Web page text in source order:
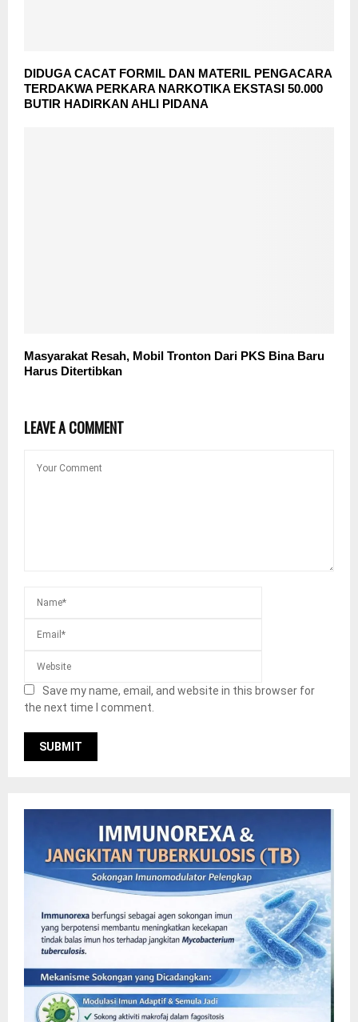
DIDUGA CACAT FORMIL DAN MATERIL PENGACARA
TERDAKWA PERKARA NARKOTIKA EKSTASI 50.000
BUTIR HADIRKAN AHLI PIDANA
Masyarakat Resah, Mobil Tronton Dari PKS Bina Baru
Harus Ditertibkan
LEAVE A COMMENT
Save my name, email, and website in this browser for
the next time I comment.